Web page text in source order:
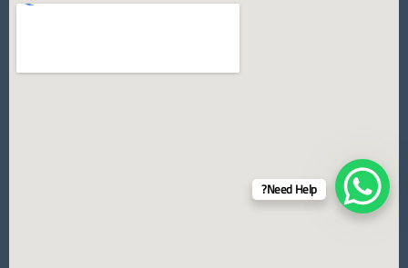
Need Help?